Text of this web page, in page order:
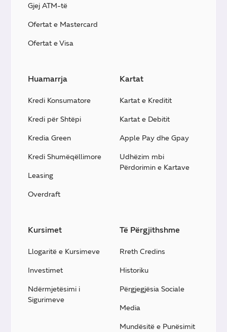
Gjej ATM-të
Ofertat e Mastercard
Ofertat e Visa
Huamarrja
Kredi Konsumatore
Kredi për Shtëpi
Kredia Green
Kredi Shumëqëllimore
Leasing
Overdraft
Kartat
Kartat e Kreditit
Kartat e Debitit
Apple Pay dhe Gpay
Udhëzim mbi
Përdorimin e Kartave
Kursimet
Llogaritë e Kursimeve
Investimet
Ndërmjetësimi i
Sigurimeve
Të Përgjithshme
Rreth Credins
Historiku
Përgjegjësia Sociale
Media
Mundësitë e Punësimit